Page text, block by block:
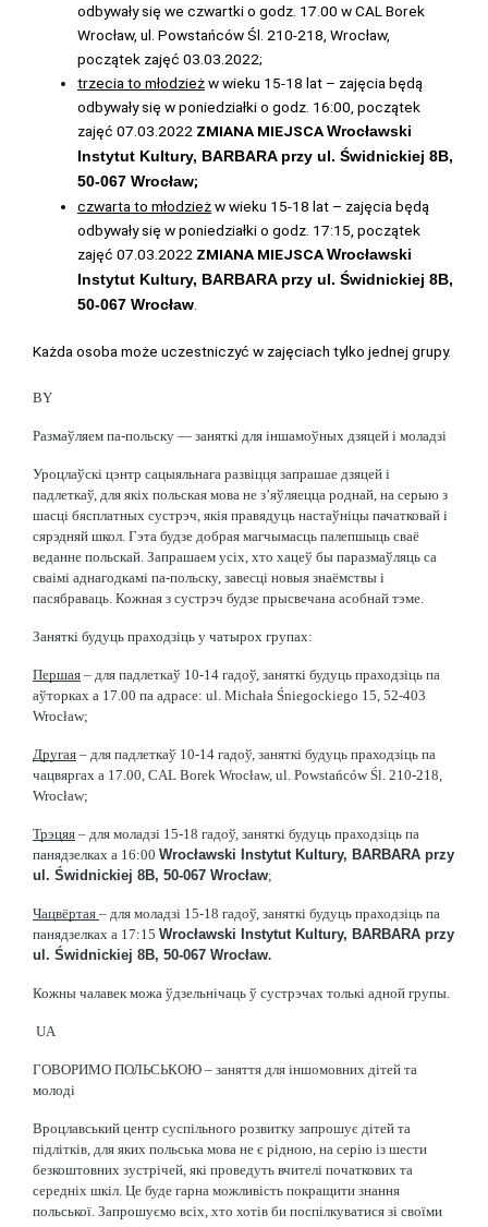
odbywały się we czwartki o godz. 17.00 w CAL Borek
Wrocław, ul. Powstańców Śl. 210-218, Wrocław,
początek zajęć 03.03.2022;
trzecia to młodzieżw wieku 15-18 lat – zajęcia będą
odbywały się w poniedziałki o godz. 16:00, początek
zajęć 07.03.2022 ZMIANA MIEJSCAWrocławski
Instytut Kultury, BARBARA przy ul. Świdnickiej 8B,
50-067 Wrocław;
czwarta to młodzieżw wieku 15-18 lat – zajęcia będą
odbywały się w poniedziałki o godz. 17:15, początek
zajęć 07.03.2022 ZMIANA MIEJSCAWrocławski
Instytut Kultury, BARBARA przy ul. Świdnickiej 8B,
50-067 Wrocław
Każda osoba może uczestniczyć w zajęciach tylko jednej grupy.
BY
Размаўляем па-польску — заняткі для іншамоўных дзяцей і моладзі
Уроцлаўскі цэнтр сацыяльнага развіцця запрашае дзяцей і
падлеткаў, для якіх польская мова не з’яўляецца роднай, на серыю з
шасці бясплатных сустрэч, якія правядуць настаўніцы пачатковай і
сярэдняй школ. Гэта будзе добрая магчымасць палепшыць сваё
веданне польскай. Запрашаем усіх, хто хацеў бы паразмаўляць са
сваімі аднагодкамі па-польску, завесці новыя знаёмствы і
пасябраваць. Кожная з сустрэч будзе прысвечана асобнай тэме.
Заняткі будуць праходзіць у чатырох групах:
Першая – для падлеткаў 10-14 гадоў, заняткі будуць праходзіць па
аўторках а 17.00 па адрасе: ul. Michała Śniegockiego 15, 52-403
Wrocław;
Другая – для падлеткаў 10-14 гадоў, заняткі будуць праходзіць па
чацвяргах а 17.00, CAL Borek Wrocław, ul. Powstańców Śl. 210-218,
Wrocław;
Трэцяя – для моладзi 15-18 гадоў, заняткі будуць праходзіць па
панядзелках а 16:00 Wrocławski Instytut Kultury, BARBARA przy
ul. Świdnickiej 8B, 50-067 Wrocław;
Чацвёртая – для моладзi 15-18 гадоў, заняткі будуць праходзіць па
панядзелках а 17:15 Wrocławski Instytut Kultury, BARBARA przy
ul. Świdnickiej 8B, 50-067 Wrocław.
Кожны чалавек можа ўдзельнічаць ў сустрэчах толькі адной групы.
UA
ГОВОРИМО ПОЛЬСЬКОЮ – заняття для іншомовних дітей та
молоді
Вроцлавський центр суспільного розвитку запрошує дітей та
підлітків, для яких польська мова не є рідною, на серію із шести
безкоштовних зустрічей, які проведуть вчителі початкових та
середніх шкіл. Це буде гарна можливість покращити знання
польської. Запрошуємо всіх, хто хотів би поспілкуватися зі своїми